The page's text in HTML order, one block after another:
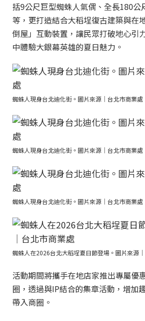
括9公尺巨型蜘蛛人氣偶、全長180公
等，更打造結合大稻埕復古建築與在
倒屋」互動裝置，讓民眾打破地心引
中體驗大銀幕英雄的夏日魅力。
蜘蛛人現身台北迪化街。圖片來源｜台北市商業處
蜘蛛人現身台北迪化街。圖片來源｜台北市商業處
蜘蛛人現身台北迪化街。圖片來源｜台北市商業處
蜘蛛人在2026台北大稻埕夏日節登場。圖片來源
活動期間將攜手在地店家推出專屬優
圈，透過與IP結合的集章活動，增加
帶入商圈。